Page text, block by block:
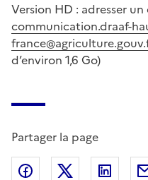
Version HD : adresser un
communication.draaf-
d’environ 1,6 Go)
Partager la page
Partager surPartager